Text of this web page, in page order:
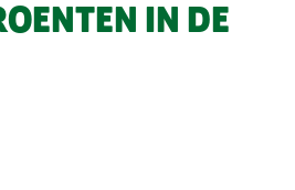
IN DE